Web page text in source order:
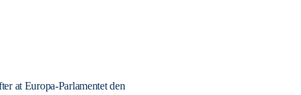
at Europa-Parlamentet den